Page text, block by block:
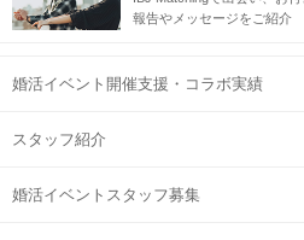
報告やメッセージをご紹介
婚活イベント開催支援・コラボ実績
スタッフ紹介
婚活イベントスタッフ募集